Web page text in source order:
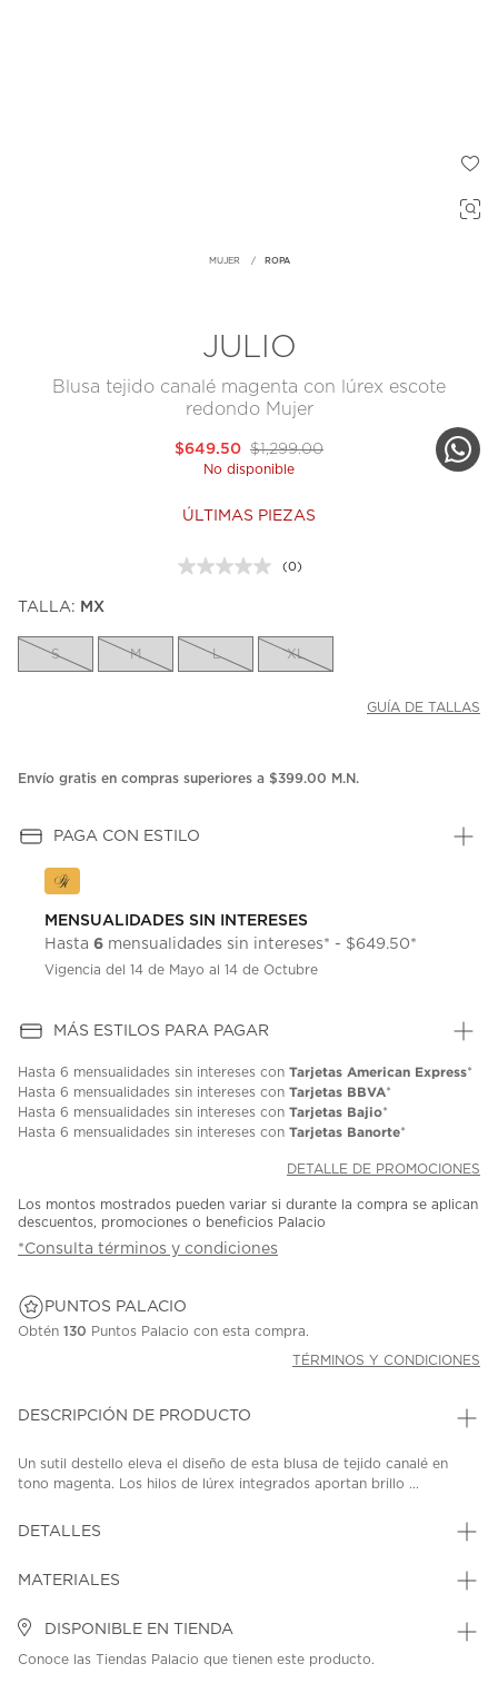
MUJER ROPA
JULIO
Blusa tejido canalé magenta con lúrex escote
redondo Mujer
$1,299.00
$649.50
No disponible
ÚLTIMAS PIEZAS
Sin
la
misma
(0)
TALLA: MX
S M L XL
GUÍA DE TALLAS
Envío gratis en compras superiores a $399.00 M.N.
PAGA CON ESTILO
MENSUALIDADES SIN INTERESES
Hasta 6 mensualidades sin intereses* - $649.50*
Vigencia del 14 de Mayo al 14 de Octubre
MÁS ESTILOS PARA PAGAR
Hasta 6 mensualidades sin intereses con Tarjetas American Express*
Hasta 6 mensualidades sin intereses con Tarjetas BBVA*
Hasta 6 mensualidades sin intereses con Tarjetas Bajio*
Hasta 6 mensualidades sin intereses con Tarjetas Banorte*
DETALLE DE PROMOCIONES
Los montos mostrados pueden variar si durante la compra se aplican
descuentos, promociones o beneficios Palacio
*Consulta términos y condiciones
PUNTOS PALACIO
Obtén 130 Puntos Palacio con esta compra.
TÉRMINOS Y CONDICIONES
DESCRIPCIÓN DE PRODUCTO
Un sutil destello eleva el diseño de esta blusa de tejido canalé en
tono magenta. Los hilos de lúrex integrados aportan brillo ...
DETALLES
MATERIALES
DISPONIBLE EN TIENDA
Conoce las Tiendas Palacio que tienen este producto.